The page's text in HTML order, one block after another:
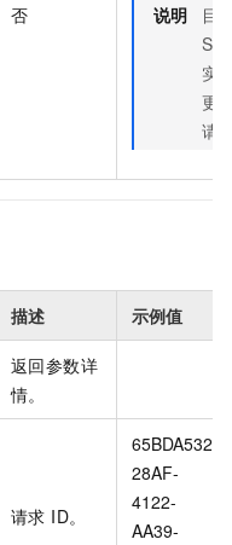
否 说明
目
实
更
请
描述 示例值
返回参数详
情。
请求 ID。
65BDA532-
28AF-
4122-
AA39-